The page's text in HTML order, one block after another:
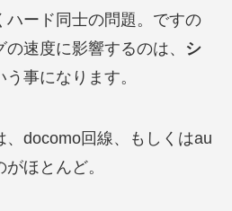
ハード同士の問題。ですの
速度に影響するのは、
シ
う事になります。
、docomo回線、もしくはau
ほとんど。